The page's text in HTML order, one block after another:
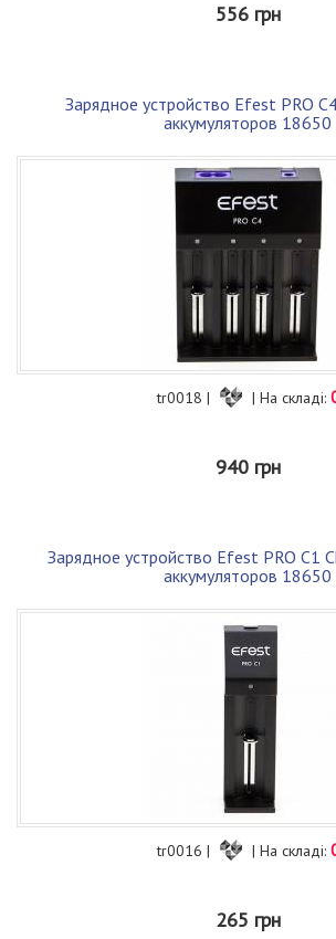
556 грн
Зарядное устройство Efest PRO
аккумуляторов 18650
tr0018 | | На складі:
940 грн
Зарядное устройство Efest PRO C1
аккумуляторов 18650
tr0016 | | На складі:
265 грн